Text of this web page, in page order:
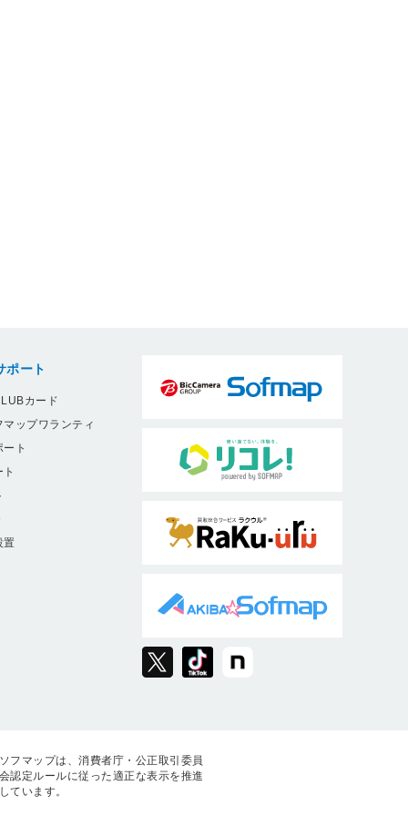
ポート
カード
ップワランティ
ト
置
ソフマップは、消費者庁・公正取引委員
会認定ルールに従った適正な表示を推進
しています。